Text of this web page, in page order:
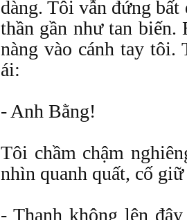
dàng. Tôi vẫn đứng
thần gần như tan biến.
nàng vào cánh tay
ái:
- Anh Bằng!
Tôi chầm chậm
nhìn quanh quất, cố
- Thanh không lên